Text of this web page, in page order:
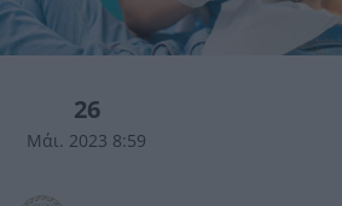
26
Μάι. 2023 8:59